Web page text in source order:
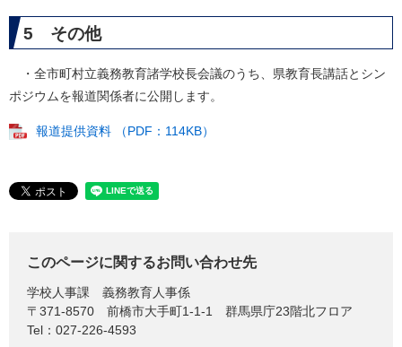
5 その他
・全市町村立義務教育諸学校長会議のうち、県教育長講話とシン
ポジウムを報道関係者に公開します。
報道提供資料 （PDF：114KB）
このページに関するお問い合わせ先
学校人事課
義務教育人事係
〒371-8570
前橋市大手町1-1-1 群馬県庁23階北フロア
Tel：027-226-4593